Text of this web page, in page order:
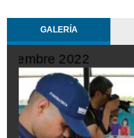
GALERÍA
19 Septiembre 2022